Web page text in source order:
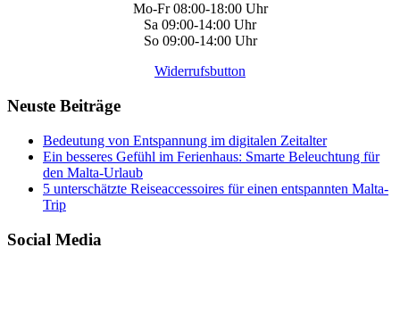
Mo-Fr 08:00-18:00 Uhr
Sa 09:00-14:00 Uhr
So 09:00-14:00 Uhr
Widerrufsbutton
Neuste Beiträge
Bedeutung von Entspannung im digitalen Zeitalter
Ein besseres Gefühl im Ferienhaus: Smarte Beleuchtung für
den Malta-Urlaub
5 unterschätzte Reiseaccessoires für einen entspannten Malta-
Trip
Social Media